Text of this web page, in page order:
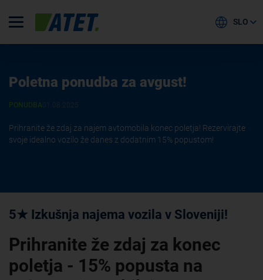
SLO
Poletna ponudba za avgust!
01.08.2025
Prihranite že zdaj za najem avtomobila konec poletja! Rezervirajte
svoje idealno vozilo že danes z dodatnim 15% popustom!
5★ Izkušnja najema vozila v Sloveniji!
Prihranite že zdaj za konec
poletja - 15% popusta na